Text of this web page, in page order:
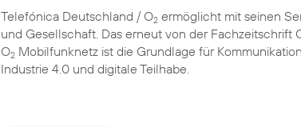
Telefónica Deutschland / O2 ermöglicht mit seinen
und Gesellschaft. Das erneut von der Fachzeitschrift
O2 Mobilfunknetz ist die Grundlage für
Industrie 4.0 und digitale Teilhabe.